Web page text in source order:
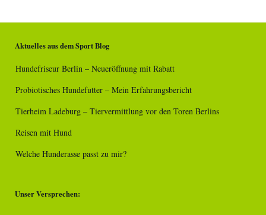
Aktuelles aus dem Sport Blog
Hundefriseur Berlin – Neueröffnung mit Rabatt
Probiotisches Hundefutter – Mein Erfahrungsbericht
Tierheim Ladeburg – Tiervermittlung vor den Toren Berlins
Reisen mit Hund
Welche Hunderasse passt zu mir?
Unser Versprechen: